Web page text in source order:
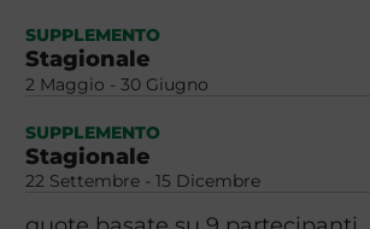
SUPPLEMENTO
Stagionale
2 Maggio - 30 Giugno
SUPPLEMENTO
Stagionale
22 Settembre - 15 Dicembre